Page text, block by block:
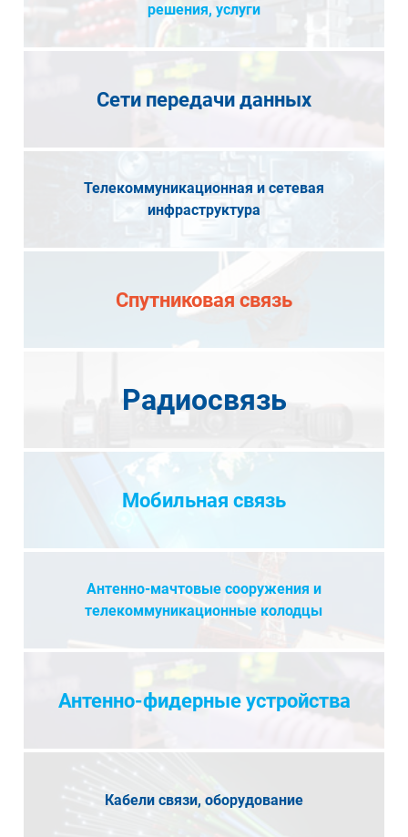
решения, услуги
Сети передачи данных
Телекоммуникационная и сетевая
инфраструктура
Спутниковая связь
Радиосвязь
Мобильная связь
Антенно-мачтовые сооружения и
телекоммуникационные колодцы
Антенно-фидерные устройства
Кабели связи, оборудование